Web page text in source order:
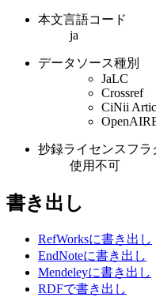
本文言語コード
ja
データソース種別
JaLC
Crossref
CiNii
抄録ライセンスフラ
使用不可
書き出し
RefWorksに書き出し
EndNoteに書き出し
Mendeleyに書き出し
RDFで書き出し